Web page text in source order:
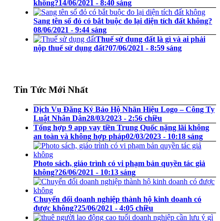
không?14/06/2021 - 8:40 sáng
Sang tên sổ đỏ có bắt buộc đo lại diện tích đất không?
08/06/2021 - 9:44 sáng
Thuế sử dụng đất là gì và ai phải
nộp thuế sử dụng đất?07/06/2021 - 8:59 sáng
Tin Tức Mới Nhất
Dịch Vụ Đăng Ký Bảo Hộ Nhãn Hiệu Logo – Công Ty
Luật Nhân Dân28/03/2023 - 2:56 chiều
Tổng hợp 9 app vay tiền Trung Quốc nặng lãi không
an toàn và không hợp pháp02/03/2023 - 10:18 sáng
Photo sách, giáo trình có vi phạm bản quyền tác giả
không?26/06/2021 - 10:13 sáng
Chuyển đổi doanh nghiệp thành hộ kinh doanh có
được không?25/06/2021 - 4:05 chiều